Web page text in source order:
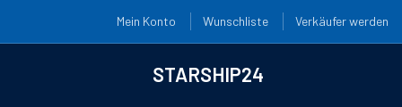
Mein Konto Wunschliste Verkäufer werden
STARSHIP24